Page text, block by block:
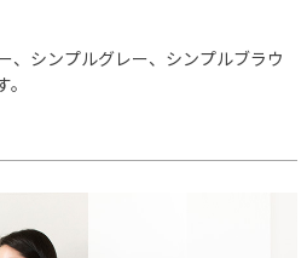
、シンプルグレー、シンプルブラウ